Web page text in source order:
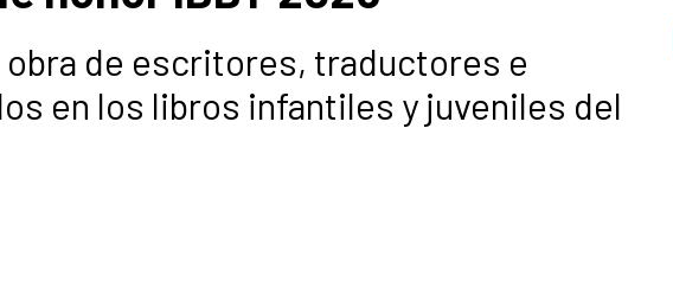
de escritores, traductores e
en los libros infantiles y juveniles del